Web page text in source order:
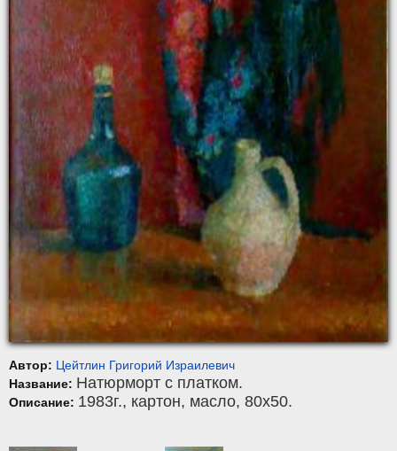
Автор: Цейтлин Григорий Израилевич
Название: Натюрморт с платком.
Описание: 1983г., картон, масло, 80x50.